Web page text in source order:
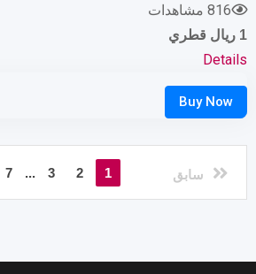
816 مشاهدات
1 ريال قطري
Details
سابق 1
2
3
...
7